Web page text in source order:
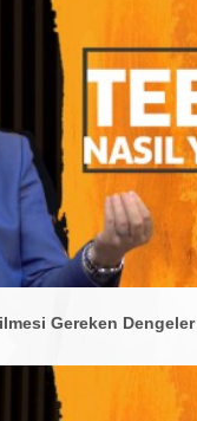
Gereken Dengeler